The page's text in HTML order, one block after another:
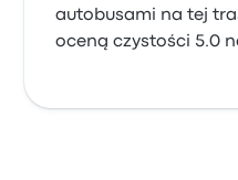
autobusami na tej
oceną czystości 5.0